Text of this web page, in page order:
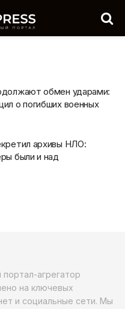
обмен ударами:
о погибших военных
архивы НЛО:
были и над
агрегатор
на ключевых
и социальные сети. Мы